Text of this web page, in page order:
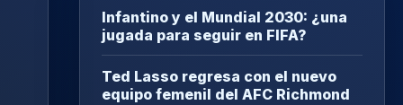
Infantino y el Mundial 2030: ¿una
jugada para seguir en FIFA?
Ted Lasso regresa con el nuevo
equipo femenil del AFC Richmond